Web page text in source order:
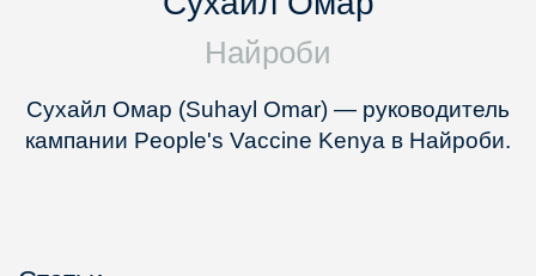
Найроби
Сухайл Омар (Suhayl Omar) — руководитель
кампании People's Vaccine Kenya в Найроби.